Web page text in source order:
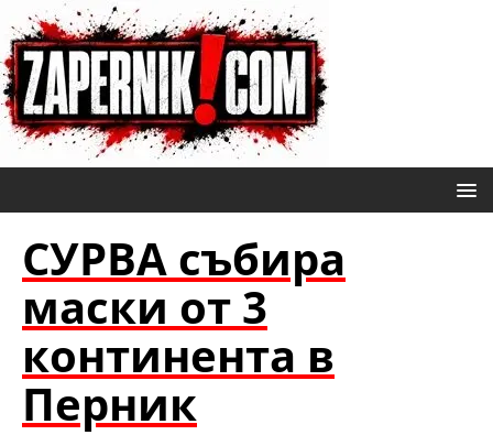
СУРВА събира
маски от 3
континента в
Перник